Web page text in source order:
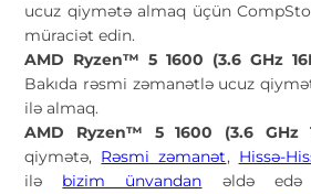
ucuz qiymətə almaq üçün
müraciət edin.
AMD Ryzen™ 5 1600 (3.6 GHz
Bakıda rəsmi zəmanətlə ucuz
ilə almaq.
AMD Ryzen™ 5 1600 (3.6 GHz
qiymətə, Rəsmi zəmanət, Hissə-
ilə bizim ünvandan əldə edə